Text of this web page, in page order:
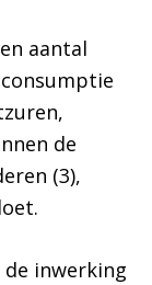
aantal
de
(3),
inwerking